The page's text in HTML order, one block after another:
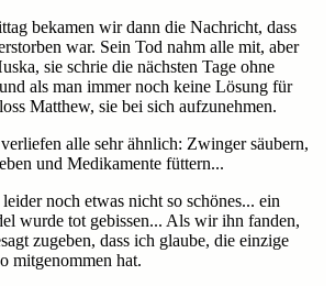
bekamen wir dann die Nachricht, dass
war. Sein Tod nahm alle mit, aber
sie schrie die nächsten Tage ohne
als man immer noch keine Lösung für
Matthew, sie bei sich aufzunehmen.
alle sehr ähnlich: Zwinger säubern,
und Medikamente füttern...
noch etwas nicht so schönes... ein
wurde tot gebissen... Als wir ihn fanden,
zugeben, dass ich glaube, die einzige
mitgenommen hat.